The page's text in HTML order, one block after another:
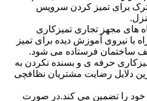
برای تمیز کردن سرویس
های مجهز تجاری تمیزکاری
با نیروی آموزش دیده برای تمیز
ساختمان فرستاده می شود.
حرفه ی و بسنده نکردن به
دلایل رضایت مشتریان نظافچی
را تضمین می کند.در صورت